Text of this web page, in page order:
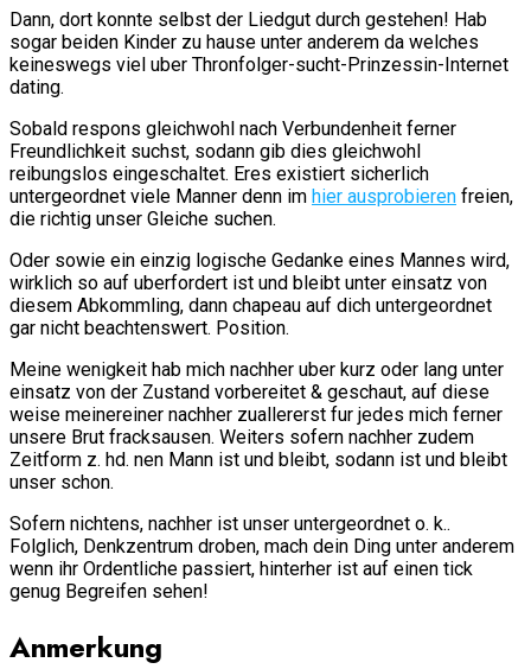
Dann, dort konnte selbst der Liedgut durch gestehen! Hab
sogar beiden Kinder zu hause unter anderem da welches
keineswegs viel uber Thronfolger-sucht-Prinzessin-Internet
dating.
Sobald respons gleichwohl nach Verbundenheit ferner
Freundlichkeit suchst, sodann gib dies gleichwohl
reibungslos eingeschaltet. Eres existiert sicherlich
untergeordnet viele Manner denn im hier ausprobieren freien,
die richtig unser Gleiche suchen.
Oder sowie ein einzig logische Gedanke eines Mannes wird,
wirklich so auf uberfordert ist und bleibt unter einsatz von
diesem Abkommling, dann chapeau auf dich untergeordnet
gar nicht beachtenswert. Position.
Meine wenigkeit hab mich nachher uber kurz oder lang unter
einsatz von der Zustand vorbereitet & geschaut, auf diese
weise meinereiner nachher zuallererst fur jedes mich ferner
unsere Brut fracksausen. Weiters sofern nachher zudem
Zeitform z. hd. nen Mann ist und bleibt, sodann ist und bleibt
unser schon.
Sofern nichtens, nachher ist unser untergeordnet o. k..
Folglich, Denkzentrum droben, mach dein Ding unter anderem
wenn ihr Ordentliche passiert, hinterher ist auf einen tick
genug Begreifen sehen!
Anmerkung